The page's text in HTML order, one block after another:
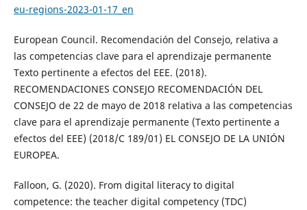
eu-regions-2023-01-17_en
European Council. Recomendación del Consejo, relativa a
las competencias clave para el aprendizaje permanente
Texto pertinente a efectos del EEE. (2018).
RECOMENDACIONES CONSEJO RECOMENDACIÓN DEL
CONSEJO de 22 de mayo de 2018 relativa a las competencias
clave para el aprendizaje permanente (Texto pertinente a
efectos del EEE) (2018/C 189/01) EL CONSEJO DE LA UNIÓN
EUROPEA.
Falloon, G. (2020). From digital literacy to digital
competence: the teacher digital competency (TDC)